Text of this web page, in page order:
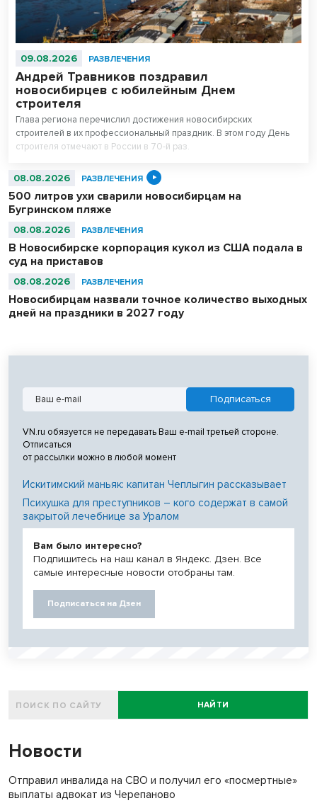
09.08.2026 РАЗВЛЕЧЕНИЯ
Андрей Травников поздравил
новосибирцев с юбилейным Днем
строителя
Глава региона перечислил достижения новосибирских
строителей в их профессиональный праздник. В этом году День
строителя отмечают в России в 70-й раз.
08.08.2026 РАЗВЛЕЧЕНИЯ
500 литров ухи сварили новосибирцам на
Бугринском пляже
08.08.2026 РАЗВЛЕЧЕНИЯ
В Новосибирске корпорация кукол из США подала в
суд на приставов
08.08.2026 РАЗВЛЕЧЕНИЯ
Новосибирцам назвали точное количество выходных
дней на праздники в 2027 году
VN.ru обязуется не передавать Ваш e-mail третьей стороне.
Отписаться
от рассылки можно в любой момент
Искитимский маньяк: капитан Чеплыгин рассказывает
Психушка для преступников – кого содержат в самой
закрытой лечебнице за Уралом
Вам было интересно?
Подпишитесь на наш канал в Яндекс. Дзен. Все
самые интересные новости отобраны там.
Подписаться на Дзен
НАЙТИ
Новости
Отправил инвалида на СВО и получил его «посмертные»
выплаты адвокат из Черепаново